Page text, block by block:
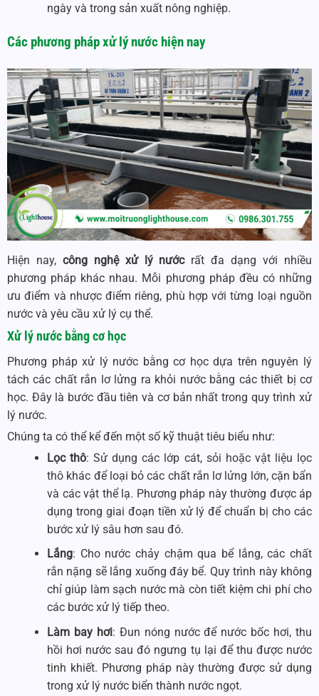
ngày và trong sản xuất nông nghiệp.
Các phương pháp xử lý nước hiện nay
Hiện nay, công nghệ xử lý nướcrất đa dạng với nhiều
phương pháp khác nhau. Mỗi phương pháp đều có những
ưu điểm và nhược điểm riêng, phù hợp với từng loại nguồn
nước và yêu cầu xử lý cụ thể.
Xử lý nước bằng cơ học
Phương pháp xử lý nước bằng cơ học dựa trên nguyên lý
tách các chất rắn lơ lửng ra khỏi nước bằng các thiết bị cơ
học. Đây là bước đầu tiên và cơ bản nhất trong quy trình xử
lý nước.
Chúng ta có thể kể đến một số kỹ thuật tiêu biểu như:
Lọc thô: Sử dụng các lớp cát, sỏi hoặc vật liệu lọc
thô khác để loại bỏ các chất rắn lơ lửng lớn, cặn bẩn
và các vật thể lạ. Phương pháp này thường được áp
dụng trong giai đoạn tiền xử lý để chuẩn bị cho các
bước xử lý sâu hơn sau đó.
Lắng: Cho nước chảy chậm qua bể lắng, các chất
rắn nặng sẽ lắng xuống đáy bể. Quy trình này không
chỉ giúp làm sạch nước mà còn tiết kiệm chi phí cho
các bước xử lý tiếp theo.
Làm bay hơi: Đun nóng nước để nước bốc hơi, thu
hồi hơi nước sau đó ngưng tụ lại để thu được nước
tinh khiết. Phương pháp này thường được sử dụng
trong xử lý nước biển thành nước ngọt.